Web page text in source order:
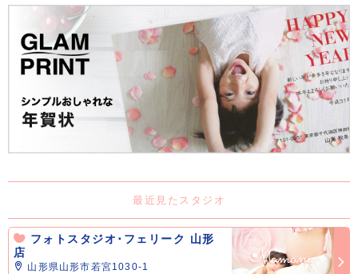
最近見たスタジオ
フォトスタジオ･フェリーク 山形
店
山形県山形市若宮1030-1